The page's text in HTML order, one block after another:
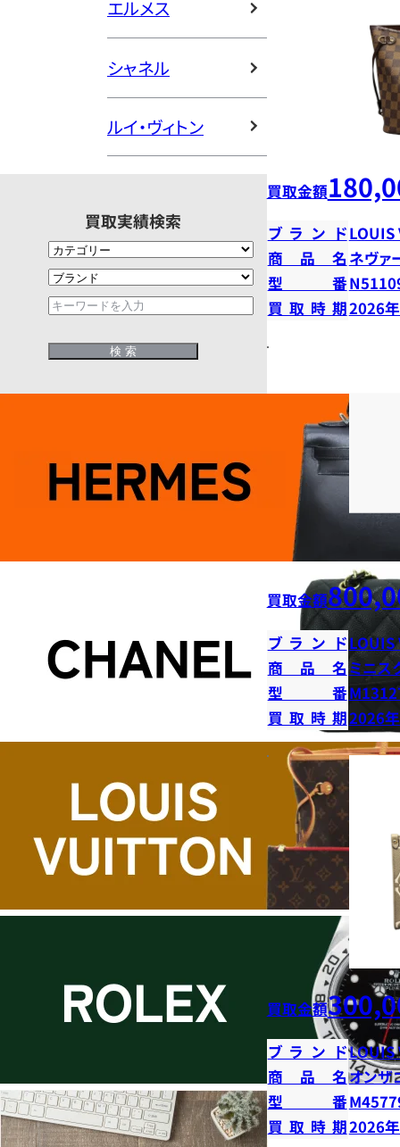
エルメス
シャネル
ルイ・ヴィトン
買取実績検索
買取金額
ブランドLOUIS
商品名 ネヴァ
型番
買取時期2026
買取金額
ブランドLOUIS
商品名ミニス
型番
買取時期2026
買取金額
ブランドLOUIS
商品名オンザ
型番
買取時期2026